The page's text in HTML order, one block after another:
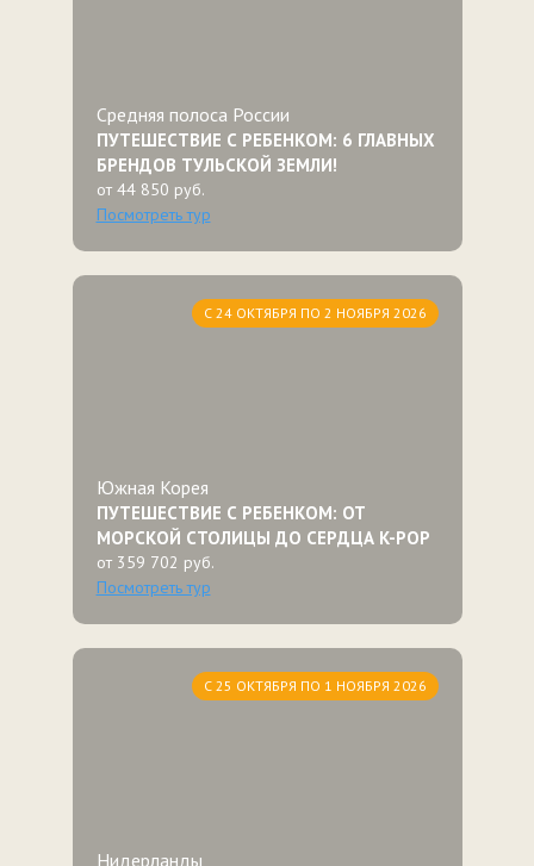
Средняя полоса России
ПУТЕШЕСТВИЕ С РЕБЕНКОМ: 6 ГЛАВНЫХ
БРЕНДОВ ТУЛЬСКОЙ ЗЕМЛИ!
от 44 850 руб.
Посмотреть тур
С 24 ОКТЯБРЯ ПО 2 НОЯБРЯ 2026
Южная Корея
ПУТЕШЕСТВИЕ С РЕБЕНКОМ: ОТ
МОРСКОЙ СТОЛИЦЫ ДО СЕРДЦА K-POP
от 359 702 руб.
Посмотреть тур
С 25 ОКТЯБРЯ ПО 1 НОЯБРЯ 2026
Нидерланды